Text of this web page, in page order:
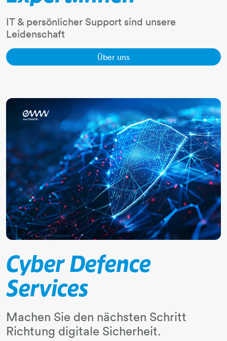
IT & persönlicher Support sind unsere
Leidenschaft
Über unsÜber uns Link
Cyber Defence
Services
Machen Sie den nächsten Schritt
Richtung digitale Sicherheit.